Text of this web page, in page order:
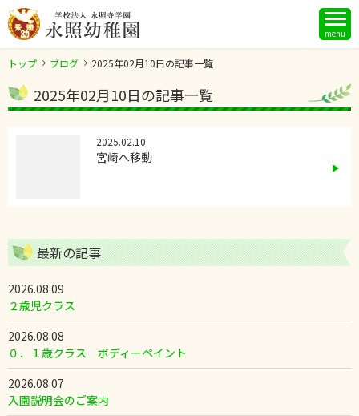
menu
トップ ブログ 2025年02月10日の記事一覧
2025年02月10日の記事一覧
2025.02.10
宮崎へ移動
最新の記事
2026.08.09
２歳児クラス
2026.08.08
０．１歳クラス ボディーペイント
2026.08.07
入園説明会のご案内